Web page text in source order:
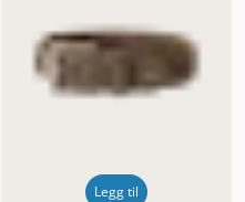
Legg til